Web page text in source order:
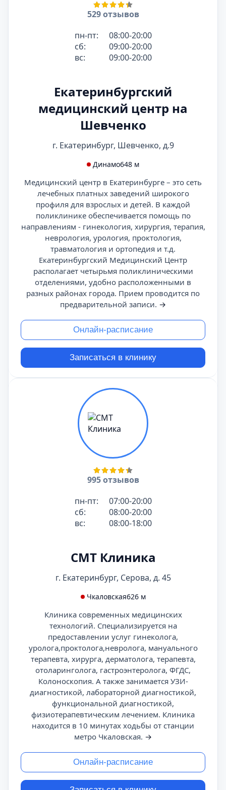
529 отзывов
пн-пт:
08:00-20:00
сб:
09:00-20:00
вс:
09:00-20:00
Екатеринбургский
медицинский центр на
Шевченко
г. Екатеринбург, Шевченко, д.9
Динамо648 м
Медицинский центр в Екатеринбурге – это сеть
лечебных платных заведений широкого
профиля для взрослых и детей. В каждой
поликлинике обеспечивается помощь по
направлениям - гинекология, хирургия, терапия,
неврология, урология, проктология,
травматология и ортопедия и т.д.
Екатеринбургский Медицинский Центр
располагает четырьмя поликлиническими
отделениями, удобно расположенными в
разных районах города. Прием проводится по
предварительной записи. →
Онлайн-расписание
Записаться в клинику
995 отзывов
пн-пт:
07:00-20:00
сб:
08:00-20:00
вс:
08:00-18:00
СМТ Клиника
г. Екатеринбург, Серова, д. 45
Чкаловская626 м
Клиника современных медицинских
технологий. Специализируется на
предоставлении услуг гинеколога,
уролога,проктолога,невролога, мануального
терапевта, хирурга, дерматолога, терапевта,
отоларинголога, гастроэнтеролога, ФГДС,
Колоноскопия. А также занимается УЗИ-
диагностикой, лабораторной диагностикой,
функциональной диагностикой,
физиотерапевтическим лечением. Клиника
находится в 10 минутах ходьбы от станции
метро Чкаловская. →
Онлайн-расписание